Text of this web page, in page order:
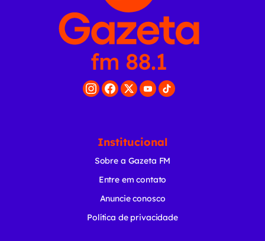
Institucional
Sobre a Gazeta FM
Entre em contato
Anuncie conosco
Política de privacidade